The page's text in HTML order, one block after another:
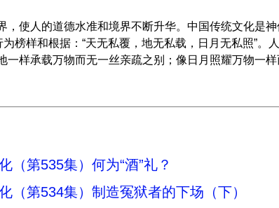
，使人的道德水准和境界不断升华。中国传统文化是
为榜样和根据：“天无私覆，地无私载，日月无私照”
一样承载万物而无一丝亲疏之别；像日月照耀万物一
（第535集）何为“酒”礼？
（第534集）制造冤狱者的下场（下）